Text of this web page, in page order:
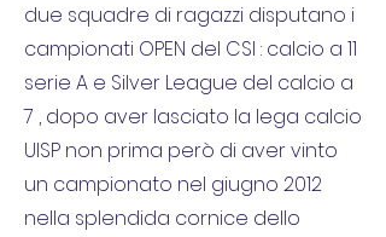
due squadre di ragazzi disputano i
campionati OPEN del CSI : calcio a 11
serie A e Silver League del calcio a
7 , dopo aver lasciato la lega calcio
UISP non prima però di aver vinto
un campionato nel giugno 2012
nella splendida cornice dello